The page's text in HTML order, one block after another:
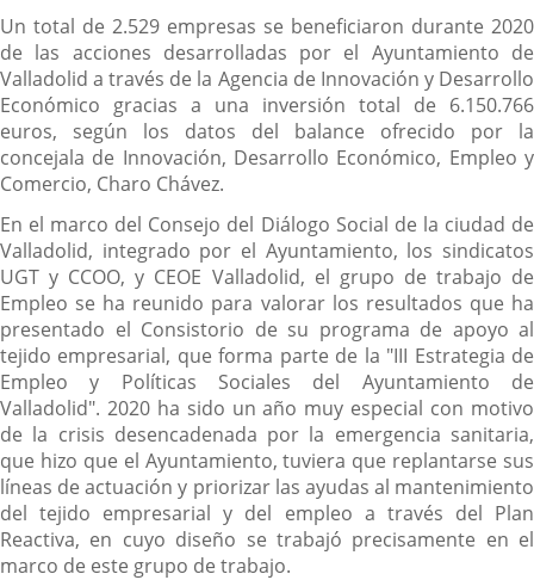
Un total de 2.529 empresas se beneficiaron durante 2020
de las acciones desarrolladas por el Ayuntamiento de
Valladolid a través de la Agencia de Innovación y Desarrollo
Económico gracias a una inversión total de 6.150.766
euros, según los datos del balance ofrecido por la
concejala de Innovación, Desarrollo Económico, Empleo y
Comercio, Charo Chávez.
En el marco del Consejo del Diálogo Social de la ciudad de
Valladolid, integrado por el Ayuntamiento, los sindicatos
UGT y CCOO, y CEOE Valladolid, el grupo de trabajo de
Empleo se ha reunido para valorar los resultados que ha
presentado el Consistorio de su programa de apoyo al
tejido empresarial, que forma parte de la "III Estrategia de
Empleo y Políticas Sociales del Ayuntamiento de
Valladolid". 2020 ha sido un año muy especial con motivo
de la crisis desencadenada por la emergencia sanitaria,
que hizo que el Ayuntamiento, tuviera que replantarse sus
líneas de actuación y priorizar las ayudas al mantenimiento
del tejido empresarial y del empleo a través del Plan
Reactiva, en cuyo diseño se trabajó precisamente en el
marco de este grupo de trabajo.